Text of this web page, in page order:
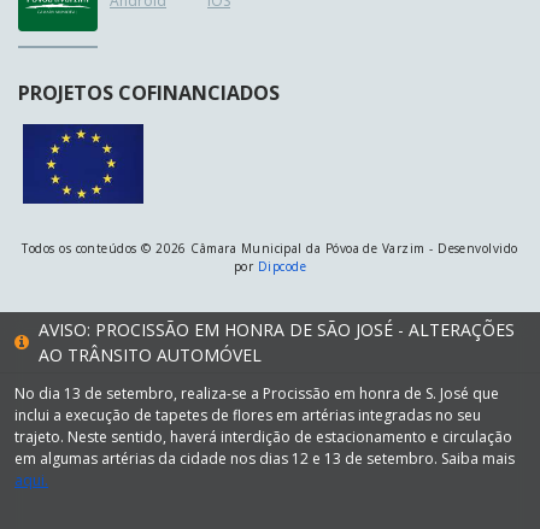
PROJETOS COFINANCIADOS
Todos os conteúdos © 2026 Câmara Municipal da Póvoa de Varzim - Desenvolvido
por Dipcode
AVISO: PROCISSÃO EM HONRA DE SÃO JOSÉ - ALTERAÇÕES
AO TRÂNSITO AUTOMÓVEL
No dia 13 de setembro, realiza-se a Procissão em honra de S. José que
inclui a execução de tapetes de flores em artérias integradas no seu
trajeto. Neste sentido, haverá interdição de estacionamento e circulação
em algumas artérias da cidade nos dias 12 e 13 de setembro. Saiba mais
aqui.